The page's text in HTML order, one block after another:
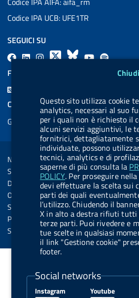
Questo sito utilizza cookie
analytics, necessari al suo
per i quali non è richiesto il
alcuni servizi aggiuntivi, le
fornitrici, dettagliatamente
individuate, possono
tecnici, analytics e di
saperne di più consulta la
POLICY. Per proseguire
devi effettuare la scelta sui
parti dei quali
l’utilizzo. Chiudendo il
X in alto a destra rifiuti tutti
terze parti. Puoi rivedere e
tue scelte in qualsiasi
il link "Gestione cookie"
footer.
Social networks
Instagram Youtube
Codice IPA UCB: UFE1TR
SEGUICI SU
F
L
l
e
l
.
b
u
t
t
o
n
.
i
n
s
t
a
X
B
e
s
k
y
Y
t
u
b
e
l
e
l
.
b
u
t
t
o
n
.
s
p
FEED RSS
COOKIES
Gestione cookie
Sezione Link Utili
Note legali
Social Media Policy
Dichiarazione di accessibilità
Obiettivi di accessibilità
Statistiche sito
Privacy
Servizi Online